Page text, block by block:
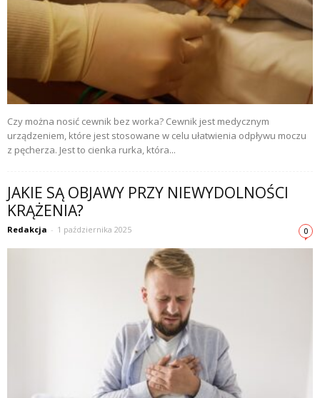
Czy można nosić cewnik bez worka? Cewnik jest medycznym
urządzeniem, które jest stosowane w celu ułatwienia odpływu moczu
z pęcherza. Jest to cienka rurka, która...
JAKIE SĄ OBJAWY PRZY NIEWYDOLNOŚCI
KRĄŻENIA?
Redakcja - 1 października 2025 0